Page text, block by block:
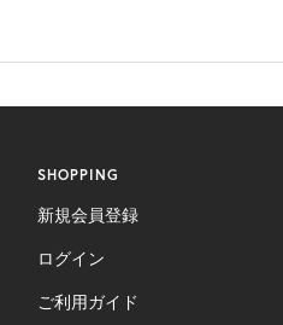
SHOPPING
新規会員登録
ログイン
ご利用ガイド